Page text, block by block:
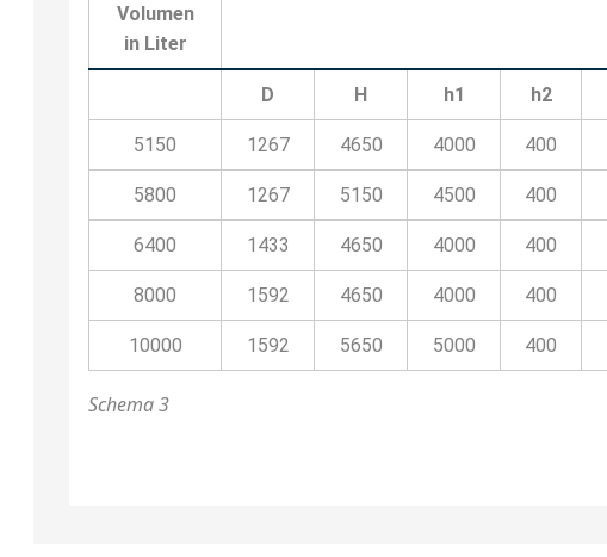
Volumen
in Liter
D H h1 h2
5150 1267 4650 4000 400
5800 1267 5150 4500 400
6400 1433 4650 4000 400
8000 1592 4650 4000 400
10000 1592 5650 5000 400
Schema 3